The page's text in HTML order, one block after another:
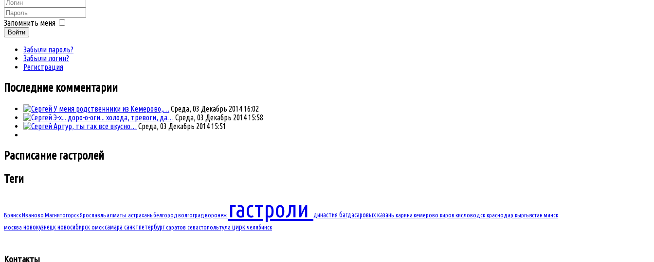
Запомнить меня
Войти
Забыли пароль?
Забыли логин?
Регистрация
Последние комментарии
У меня родственники из Кемерово,… Среда, 03 Декабрь 2014 16:02
Э-х... доро-о-оги... холода, тревоги, да… Среда, 03 Декабрь 2014 15:58
Артур, ты так все вкусно… Среда, 03 Декабрь 2014 15:51
Расписание гастролей
Теги
БрянскИваново МагнитогорскЯрославльалматы астраханьбелгород волгоград воронеж гастроли династия багдасаровыхказань карина кемерово киров кисловодск краснодар кыргызстан минск
москва новокузнецкновосибирск омсксамара санктпетербургсаратов севастопольтула цирк челябинск
Контакты